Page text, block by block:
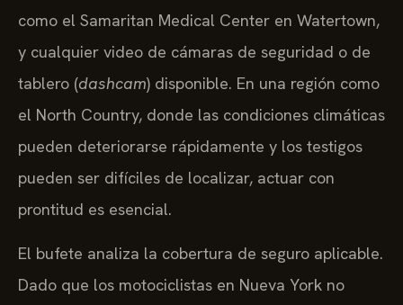
como el Samaritan Medical Center en Watertown,
y cualquier video de cámaras de seguridad o de
tablero (dashcam) disponible. En una región como
el North Country, donde las condiciones climáticas
pueden deteriorarse rápidamente y los testigos
pueden ser difíciles de localizar, actuar con
prontitud es esencial.
El bufete analiza la cobertura de seguro aplicable.
Dado que los motociclistas en Nueva York no